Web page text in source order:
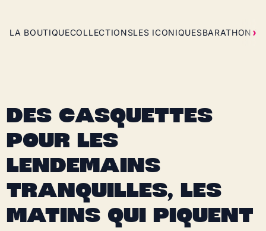
LA BOUTIQUECOLLECTIONSLES ICONIQUESBARATHON
DES CASQUETTES
POUR LES
LENDEMAINS
TRANQUILLES, LES
MATINS QUI PIQUENT